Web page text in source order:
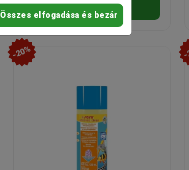
Kosárba
-20% -
Összes elfogadása és bezár